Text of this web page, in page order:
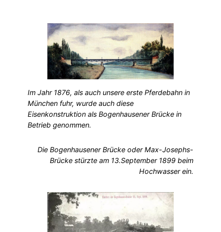
Im Jahr 1876, als auch unsere erste Pferdebahn in
München fuhr, wurde auch diese
Eisenkonstruktion als Bogenhausener Brücke in
Betrieb genommen.
Die Bogenhausener Brücke oder Max-Josephs-
Brücke stürzte am 13.September 1899 beim
Hochwasser ein.